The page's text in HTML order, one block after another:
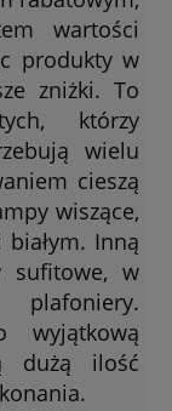
wartości
produkty w
zniżki. To
którzy
wielu
cieszą
wiszące,
białym. Inną
sufitowe, w
wyjątkową
dużą ilość